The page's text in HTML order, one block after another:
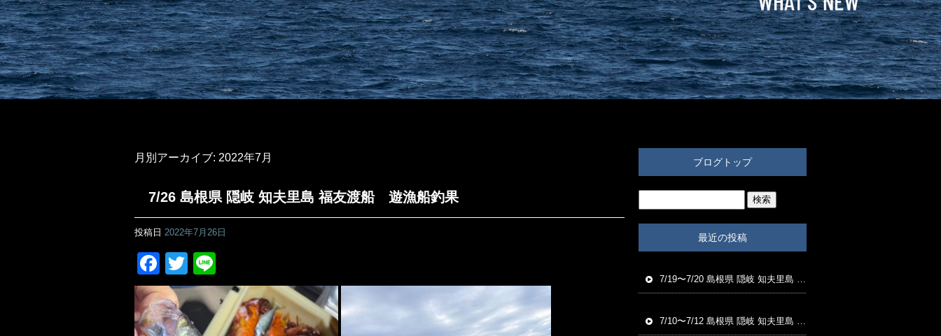
月別アーカイブ: 2022年7月
7/26 島根県 隠岐 知夫里島 福友渡船 遊漁船釣果
投稿日 2022年7月26日
Facebook
Twitter
ブログトップ
最近の投稿
7/19〜7/20 島根県 隠岐 知夫里島 福友渡船 磯釣り釣果
7/10〜7/12 島根県 隠岐 知夫里島 福友渡船 磯釣り釣果